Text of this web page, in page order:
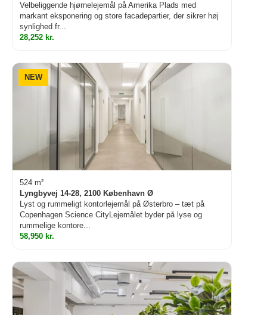
Velbeliggende hjørnelejemål på Amerika Plads med
markant eksponering og store facadepartier, der sikrer høj
synlighed fr...
28,252 kr.
NEW
524 m²
Lyngbyvej 14-28, 2100 København Ø
Lyst og rummeligt kontorlejemål på Østerbro – tæt på
Copenhagen Science CityLejemålet byder på lyse og
rummelige kontore...
58,950 kr.